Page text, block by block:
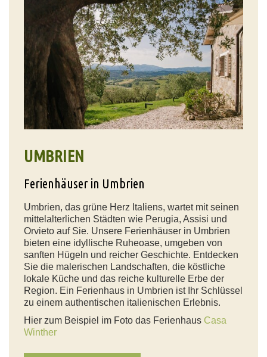
UMBRIEN
Ferienhäuser in Umbrien
Umbrien, das grüne Herz Italiens, wartet mit seinen
mittelalterlichen Städten wie Perugia, Assisi und
Orvieto auf Sie. Unsere Ferienhäuser in Umbrien
bieten eine idyllische Ruheoase, umgeben von
sanften Hügeln und reicher Geschichte. Entdecken
Sie die malerischen Landschaften, die köstliche
lokale Küche und das reiche kulturelle Erbe der
Region. Ein Ferienhaus in Umbrien ist Ihr Schlüssel
zu einem authentischen italienischen Erlebnis.
Hier zum Beispiel im Foto das Ferienhaus Casa
Winther